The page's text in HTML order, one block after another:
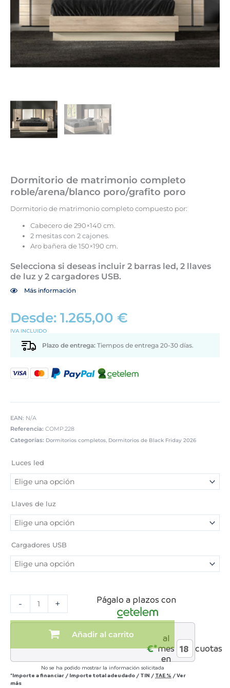
Dormitorio de matrimonio completo
roble/arena/blanco poro/grafito poro
Dormitorio de matrimonio completo compuesto por:
Cabecero de 290×140 cm.
2 mesitas con 2 cajones.
Aro bañera de 150×190 cm.
Selecciona si deseas incluir 2 barras led, 2 llaves
de luz y 2 cargadores USB.
Más información
Desde: 1.265,00 €
IVA INCLUIDO
Plazo de entrega: Tiempos de entrega 20-30 días.
EAN: N/A
Referencia: COMP.228
Categorías: Dormitorios completos, Dormitorios de Black Friday 2026
Luces led
Llaves de luz
Cargadores USB
-
de
completo
roble/arena/blanco
poro/grafito
cantidad
+
Añadir al carrito
Págalo a plazos con
€*
al
mes
en
cuotas
No se ha podido mostrar la información solicitada
*Importe a financiar / Importe total adeudado / TIN / TAE % /Ver
más